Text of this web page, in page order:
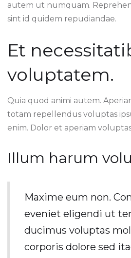
autem ut numquam.
sint id quidem repudiandae.
Et
voluptatem.
Quia quod animi autem.
totam repellendus voluptas
enim. Dolor et aperiam
Illum harum
Maxime eum non.
eveniet eligendi ut
ducimus voluptas
corporis dolore sed